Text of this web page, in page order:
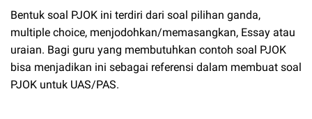
Bentuk soal PJOK ini terdiri dari soal pilihan ganda,
multiple choice, menjodohkan/memasangkan, Essay atau
uraian. Bagi guru yang membutuhkan contoh soal PJOK
bisa menjadikan ini sebagai referensi dalam membuat soal
PJOK untuk UAS/PAS.